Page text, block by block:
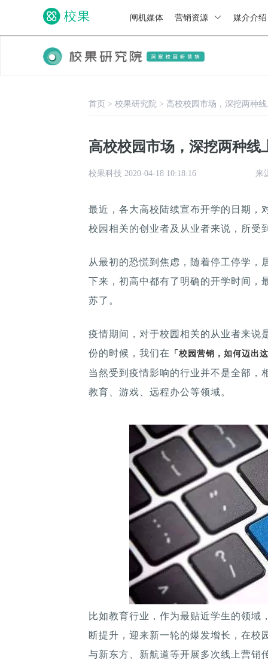
闸机媒体 营销资源 媒介介
首页 > 校果研究院 > 高校校园市场，深挖两种
高校校园市场，深挖两种线
校果科技 2020-04-18 10:18:16 来
最近，各大高校陆续宣布开学的日期，
校园相关的创业者及从业者来说，所受
从最初的恐慌到焦虑，随着停工停学，
下来，初高中都有了明确的开学时间，
苏了。
疫情期间，对于校园相关的从业者来说
份的时候，我们在
「校园营销，如何迈出
当然受到疫情影响的行业并不是全部，
教育、游戏、远程办公等领域。
比如教育行业，作为最贴近学生的领域
断提升，迎来新一轮的爆发增长，在校
与新东方、新航道等开展多次线上营销